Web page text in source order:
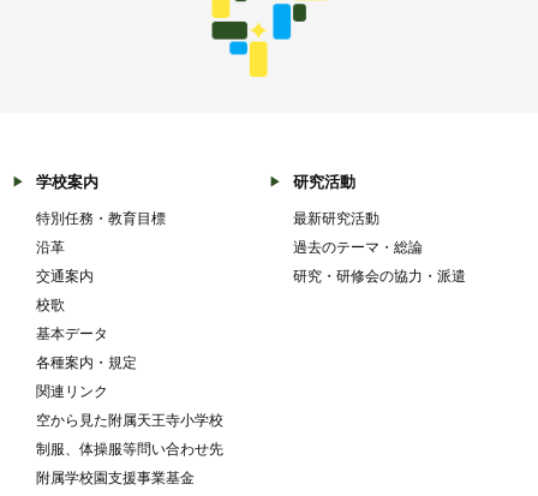
学校案内
特別任務・教育目標
沿革
交通案内
校歌
基本データ
各種案内・規定
関連リンク
空から見た附属天王寺小学校
制服、体操服等問い合わせ先
附属学校園支援事業基金
研究活動
最新研究活動
過去のテーマ・総論
研究・研修会の協力・派遣